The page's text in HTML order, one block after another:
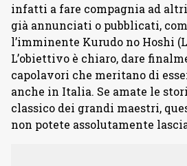
infatti a fare compagnia ad
già annunciati o pubblicati,
l’imminente Kurudo no Hoshi
L’obiettivo è chiaro, dare
capolavori che meritano di
anche in Italia. Se amate le
classico dei grandi maestri,
non potete assolutamente